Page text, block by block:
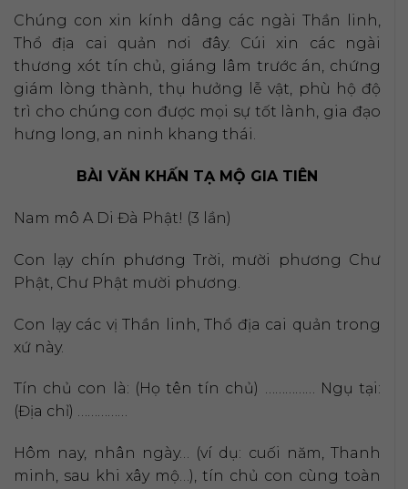
Chúng con xin kính dâng các ngài Thần linh,
Thổ địa cai quản nơi đây. Cúi xin các ngài
thương xót tín chủ, giáng lâm trước án, chứng
giám lòng thành, thụ hưởng lễ vật, phù hộ độ
trì cho chúng con được mọi sự tốt lành, gia đạo
hưng long, an ninh khang thái.
BÀI VĂN KHẤN TẠ MỘ GIA TIÊN
Nam mô A Di Đà Phật! (3 lần)
Con lạy chín phương Trời, mười phương Chư
Phật, Chư Phật mười phương.
Con lạy các vị Thần linh, Thổ địa cai quản trong
xứ này.
Tín chủ con là: (Họ tên tín chủ) …………… Ngụ tại:
(Địa chỉ) ……………
Hôm nay, nhân ngày… (ví dụ: cuối năm, Thanh
minh, sau khi xây mộ…), tín chủ con cùng toàn